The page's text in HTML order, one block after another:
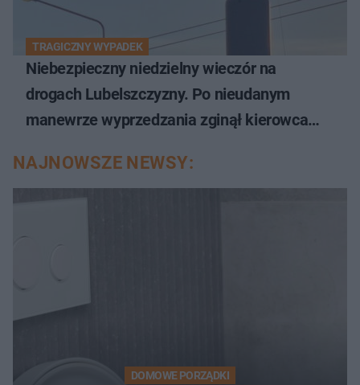
TRAGICZNY WYPADEK
Niebezpieczny niedzielny wieczór na
drogach Lubelszczyzny. Po nieudanym
manewrze wyprzedzania zginął kierowca
NAJNOWSZE NEWSY:
DOMOWE PORZĄDKI